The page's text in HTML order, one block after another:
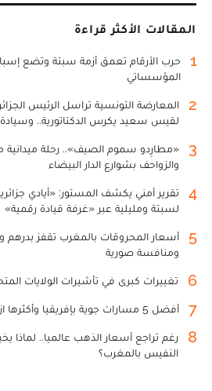
المقالات الأكثر قراءة
1
حرب الأرقام تعمق أزمة سبتة وتضع
المؤسساتي
2
المعارضة التونسية تراسل الرئيس
لقيس سعيد يكرس الدكتاتورية..
3
«مطارِدو سموم الصيف».. رحلة ميدانية
والزواحف بشوارع الدار البيضاء
4
تقرير أمني يكشف المستور: «أيادي
لسبتة ومليلية عبر «غرفة قيادة رقمية»
5
أسعار المحروقات بالمغرب تقفز
ومنافسة صورية
6 تغييرات كبرى في تأشيرات الولايات
7 أفضل 5 مسارات جوية بإفريقيا وأكثرها ازدحاما
8
رغم تراجع أسعار الذهب عالميا.. لماذا
النفيس بالمغرب؟